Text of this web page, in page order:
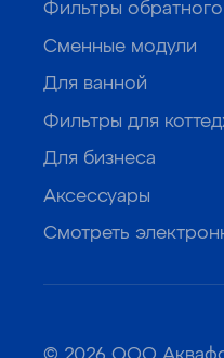
Фильтры
Сменные модули
Для ванной
Фильтры для
Для бизнеса
Аксессуары
Смотреть